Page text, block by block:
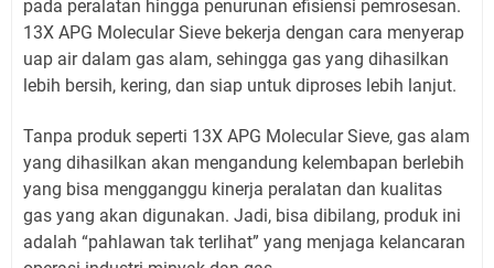
pada peralatan hingga penurunan efisiensi pemrosesan.
13X APG Molecular Sieve bekerja dengan cara menyerap
uap air dalam gas alam, sehingga gas yang dihasilkan
lebih bersih, kering, dan siap untuk diproses lebih lanjut.
Tanpa produk seperti 13X APG Molecular Sieve, gas alam
yang dihasilkan akan mengandung kelembapan berlebih
yang bisa mengganggu kinerja peralatan dan kualitas
gas yang akan digunakan. Jadi, bisa dibilang, produk ini
adalah “pahlawan tak terlihat” yang menjaga kelancaran